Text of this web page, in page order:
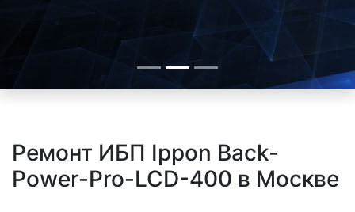
Ремонт ИБП Ippon Back-
Power-Pro-LCD-400 в Москве